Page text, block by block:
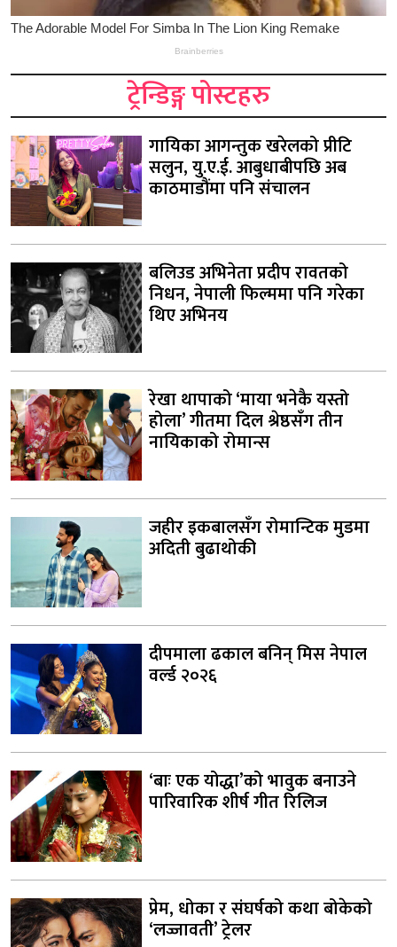
ट्रेन्डिङ्ग पोस्टहरु
गायिका आगन्तुक खरेलको प्रीटि
सलुन, यु.ए.ई. आबुधाबीपछि अब
काठमाडौंमा पनि संचालन
बलिउड अभिनेता प्रदीप रावतको
निधन, नेपाली फिल्ममा पनि गरेका
थिए अभिनय
रेखा थापाको ‘माया भनेकै यस्तो
होला’ गीतमा दिल श्रेष्ठसँग तीन
नायिकाको रोमान्स
जहीर इकबालसँग रोमान्टिक मुडमा
अदिती बुढाथोकी
दीपमाला ढकाल बनिन् मिस नेपाल
वर्ल्ड २०२६
‘बाः एक योद्धा’को भावुक बनाउने
पारिवारिक शीर्ष गीत रिलिज
प्रेम, धोका र संघर्षको कथा बोकेको
‘लज्जावती’ ट्रेलर